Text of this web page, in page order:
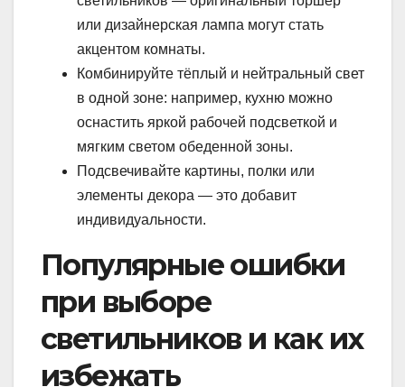
или дизайнерская лампа могут стать
акцентом комнаты.
Комбинируйте тёплый и нейтральный свет
в одной зоне: например, кухню можно
оснастить яркой рабочей подсветкой и
мягким светом обеденной зоны.
Подсвечивайте картины, полки или
элементы декора — это добавит
индивидуальности.
Популярные ошибки
при выборе
светильников и как их
избежать